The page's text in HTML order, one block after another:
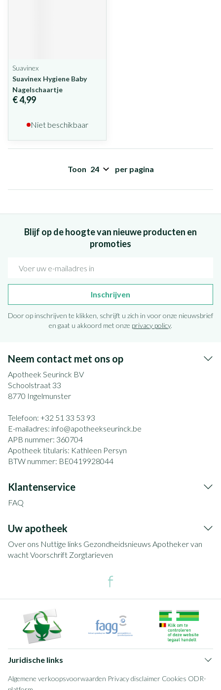
Suavinex
Suavinex Hygiene Baby
Nagelschaartje
€ 4,99
Niet beschikbaar
Toon per pagina
Blijf op de hoogte van nieuwe producten en
promoties
Inschrijven
Door op inschrijven te klikken, schrijft u zich in voor onze nieuwsbrief
en gaat u akkoord met onze privacy policy.
Neem contact met ons op
Apotheek Seurinck BV
Schoolstraat 33
8770 Ingelmunster
Telefoon: +32 51 33 53 93
E-mailadres: info@apotheekseurinck.be
APB nummer: 360704
Apotheek titularis: Kathleen Persyn
BTW nummer: BE0419928044
Klantenservice
FAQ
Uw apotheek
Over ons Nuttige links Gezondheidsnieuws Apotheker van
wachtVoorschrift Zorgtarieven
Juridische links
Algemene verkoopsvoorwaarden Privacy disclaimer Cookies ODR-